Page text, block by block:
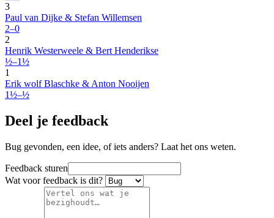
3
Paul van Dijke & Stefan Willemsen
2–0
2
Henrik Westerweele & Bert Henderikse
½–1½
1
Erik wolf Blaschke & Anton Nooijen
1½–½
Deel je feedback
Bug gevonden, een idee, of iets anders? Laat het ons weten.
Feedback sturen
Wat voor feedback is dit?